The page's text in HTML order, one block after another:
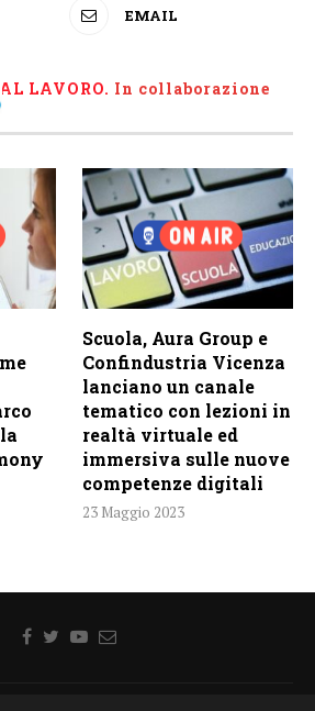
EMAIL
LAVORO. In collaborazione
Scuola, Aura Group e
Confindustria Vicenza
lanciano un canale
tematico con lezioni in
realtà virtuale ed
immersiva sulle nuove
competenze digitali
23 Maggio 2023